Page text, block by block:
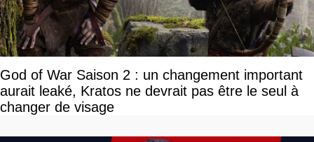
God of War Saison 2 : un changement important
aurait leaké, Kratos ne devrait pas être le seul à
changer de visage